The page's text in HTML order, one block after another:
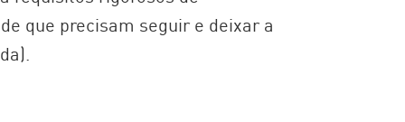
que precisam seguir e deixar a